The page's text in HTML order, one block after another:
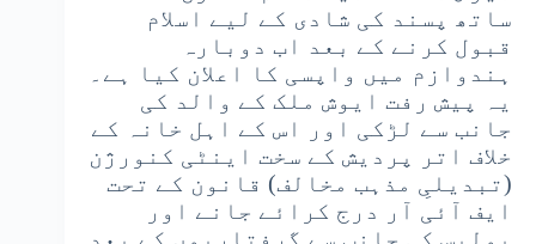
ساتھ پسند کی شادی کے لیے اسلام
قبول کرنے کے بعد اب دوبارہ
ہندوازم میں واپسی کا اعلان کیا ہے۔
یہ پیش رفت ایوش ملک کے والد کی
جانب سے لڑکی اور اس کے اہل خانہ کے
خلاف اتر پردیش کے سخت اینٹی کنورژن
(تبدیلیِ مذہب مخالف) قانون کے تحت
ایف آئی آر درج کرائے جانے اور
پولیس کی جانب سے گرفتاریوں کے بعد